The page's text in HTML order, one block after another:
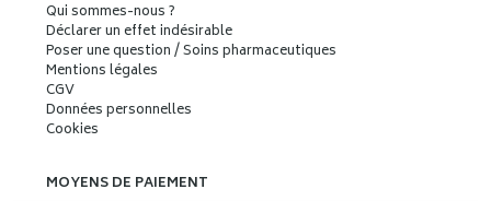
Qui sommes-nous ?
Déclarer un effet indésirable
Poser une question / Soins pharmaceutiques
Mentions légales
CGV
Données personnelles
Cookies
MOYENS DE PAIEMENT